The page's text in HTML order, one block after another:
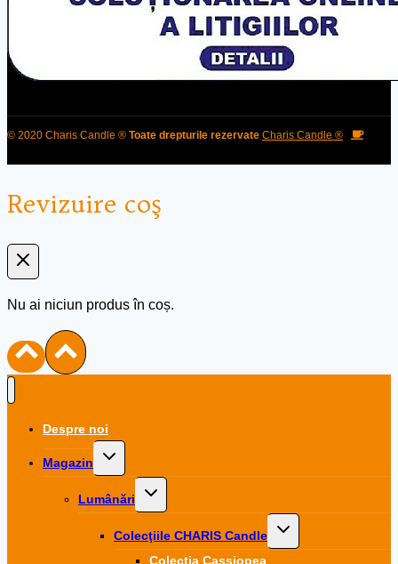
© 2020 Charis Candle ® Toate drepturile rezervate Charis Candle ®
Revizuire coş
Nu ai niciun produs în coș.
Despre noi
Magazin
Toggle
child
Lumânări
Toggle
child
Colecţiile CHARIS Candle
Toggle
child
Colecţia Cassiopea